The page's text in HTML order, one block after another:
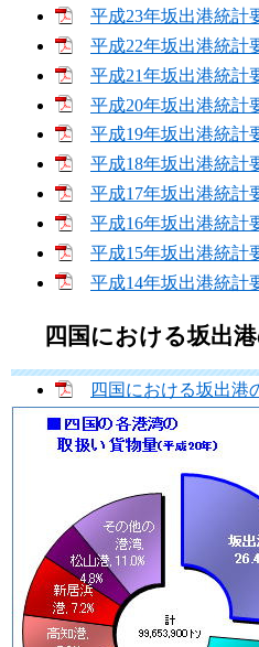
平成23年坂出港統計
平成22年坂出港統計
平成21年坂出港統計
平成20年坂出港統計
平成19年坂出港統計
平成18年坂出港統計
平成17年坂出港統計
平成16年坂出港統計
平成15年坂出港統計
平成14年坂出港統計
四国における坂出
四国における坂出港